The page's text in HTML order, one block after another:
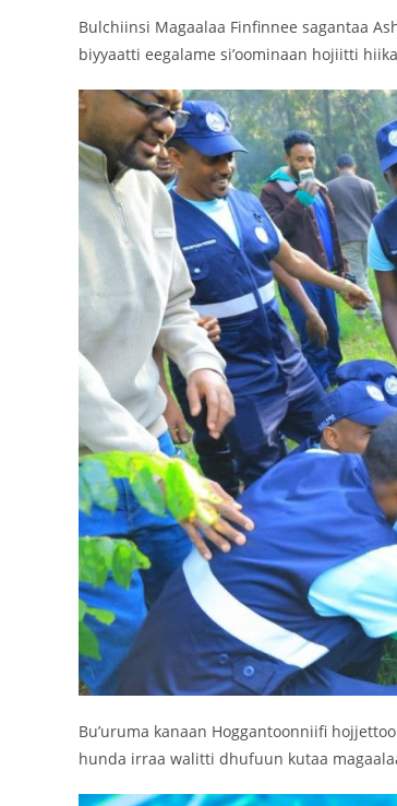
Bulchiinsi Magaalaa Finfinnee sagantaa
biyyaatti eegalame si’oominaan hojiitti
Bu’uruma kanaan Hoggantoonniifi
hunda irraa walitti dhufuun kutaa